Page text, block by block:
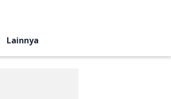
Lainnya